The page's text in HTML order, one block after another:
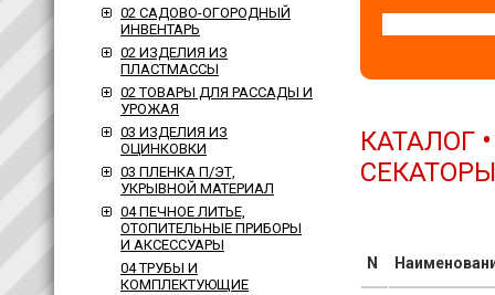
02 САДОВО-ОГОРОДНЫЙ
ИНВЕНТАРЬ
02 ИЗДЕЛИЯ ИЗ
ПЛАСТМАССЫ
02 ТОВАРЫ ДЛЯ РАССАДЫ И
УРОЖАЯ
03 ИЗДЕЛИЯ ИЗ
ОЦИНКОВКИ
03 ПЛЕНКА П/ЭТ,
УКРЫВНОЙ МАТЕРИАЛ
04 ПЕЧНОЕ ЛИТЬЕ,
ОТОПИТЕЛЬНЫЕ ПРИБОРЫ
И АКСЕССУАРЫ
04 ТРУБЫ И
КОМПЛЕКТУЮЩИЕ
КАТАЛОГ
N